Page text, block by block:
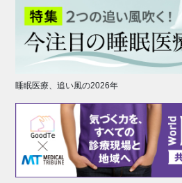
睡眠医療、追い風の2026年